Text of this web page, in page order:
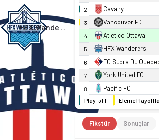
HFX Wanderers
2 Cavalry
3 Vancouver FC
4 Atletico Ottawa
5 HFX Wanderers
6 FC Supra Du
7 York United FC
8 Pacific FC
Play-off Eleme
Fikstür Sonuçlar